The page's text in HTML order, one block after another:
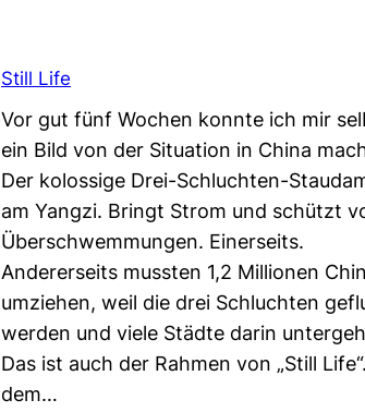
Still Life
Vor gut fünf Wochen konnte ich mir
ein Bild von der Situation in China
Der kolossige Drei-Schluchten-
am Yangzi. Bringt Strom und schützt
Überschwemmungen. Einerseits.
Andererseits mussten 1,2 Millionen
umziehen, weil die drei Schluchten
werden und viele Städte darin
Das ist auch der Rahmen von „Still
dem…